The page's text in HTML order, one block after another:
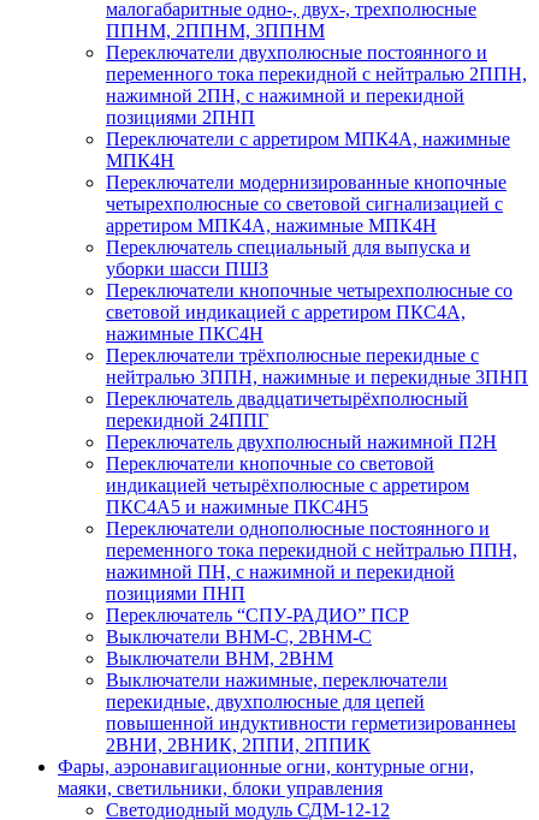
малогабаритные одно-, двух-, трехполюсные
ППНМ, 2ППНМ, 3ППНМ
Переключатели двухполюсные постоянного и
переменного тока перекидной с нейтралью 2ППН,
нажимной 2ПН, с нажимной и перекидной
позициями 2ПНП
Переключатели с арретиром МПК4А, нажимные
МПК4Н
Переключатели модернизированные кнопочные
четырехполюсные со световой сигнализацией с
арретиром МПК4А, нажимные МПК4Н
Переключатель специальный для выпуска и
уборки шасси ПШЗ
Переключатели кнопочные четырехполюсные со
световой индикацией с арретиром ПКС4А,
нажимные ПКС4Н
Переключатели трёхполюсные перекидные с
нейтралью 3ППН, нажимные и перекидные 3ПНП
Переключатель двадцатичетырёхполюсный
перекидной 24ППГ
Переключатель двухполюсный нажимной П2Н
Переключатели кнопочные со световой
индикацией четырёхполюсные с арретиром
ПКС4А5 и нажимные ПКС4Н5
Переключатели однополюсные постоянного и
переменного тока перекидной с нейтралью ППН,
нажимной ПН, с нажимной и перекидной
позициями ПНП
Переключатель “СПУ-РАДИО” ПСР
Выключатели ВНМ-С, 2ВНМ-С
Выключатели ВНМ, 2ВНМ
Выключатели нажимные, переключатели
перекидные, двухполюсные для цепей
повышенной индуктивности герметизированнеы
2ВНИ, 2ВНИК, 2ППИ, 2ППИК
Фары, аэронавигационные огни, контyрные огни,
маяки, светильники, блоки управления
Светодиодный модуль СДМ-12-12